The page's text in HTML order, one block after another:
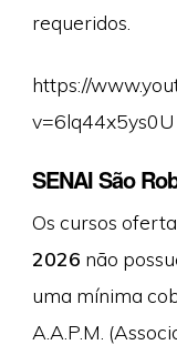
requeridos.
https://
v=6lq44x5ys0U
SENAI São
Os cursos
2026 não
uma mínima
A.A.P.M.